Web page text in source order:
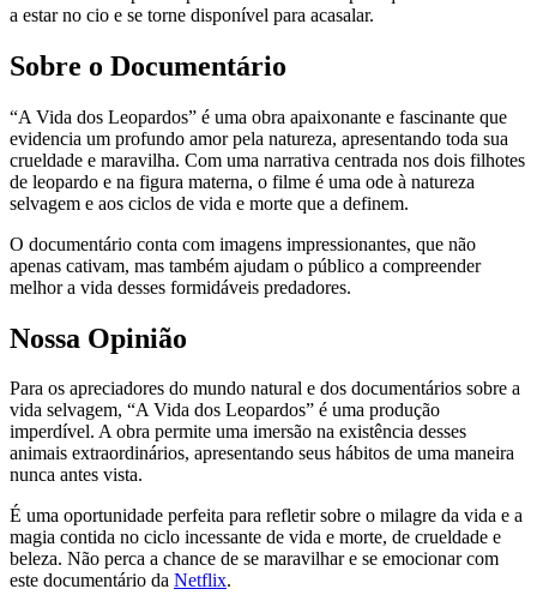
a estar no cio e se torne disponível para acasalar.
Sobre o Documentário
“A Vida dos Leopardos” é uma obra apaixonante e fascinante que
evidencia um profundo amor pela natureza, apresentando toda sua
crueldade e maravilha. Com uma narrativa centrada nos dois filhotes
de leopardo e na figura materna, o filme é uma ode à natureza
selvagem e aos ciclos de vida e morte que a definem.
O documentário conta com imagens impressionantes, que não
apenas cativam, mas também ajudam o público a compreender
melhor a vida desses formidáveis predadores.
Nossa Opinião
Para os apreciadores do mundo natural e dos documentários sobre a
vida selvagem, “A Vida dos Leopardos” é uma produção
imperdível. A obra permite uma imersão na existência desses
animais extraordinários, apresentando seus hábitos de uma maneira
nunca antes vista.
É uma oportunidade perfeita para refletir sobre o milagre da vida e a
magia contida no ciclo incessante de vida e morte, de crueldade e
beleza. Não perca a chance de se maravilhar e se emocionar com
este documentário da Netflix.